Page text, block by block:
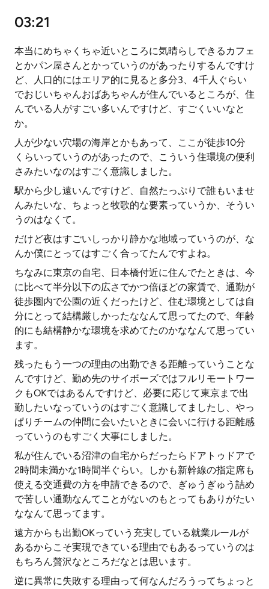
03:21
本当にめちゃくちゃ近いところに気晴らしできるカフェ
とかパン屋さんとかっていうのがあったりするんですけ
ど、人口的にはエリア的に見ると多分3、4千人ぐらい
でおじいちゃんおばあちゃんが住んでいるところが、住
んでいる人がすごい多いんですけど、すごくいいなと
か。
人が少ない穴場の海岸とかもあって、ここが徒歩10分
くらいっていうのがあったので、こういう住環境の便利
さみたいなのはすごく意識しました。
駅から少し遠いんですけど、自然たっぷりで誰もいませ
んみたいな、ちょっと牧歌的な要素っていうか、そうい
うのはなくて。
だけど夜はすごいしっかり静かな地域っていうのが、な
んか僕にとってはすごく合ってたんですよね。
ちなみに東京の自宅、日本橋付近に住んでたときは、今
に比べて半分以下の広さでかつ倍ほどの家賃で、通勤が
徒歩圏内で公園の近くだったけど、住む環境としては自
分にとって結構厳しかったななんて思ってたので、年齢
的にも結構静かな環境を求めてたのかななんて思ってい
ます。
残ったもう一つの理由の出勤できる距離っていうことな
んですけど、勤め先のサイボーズではフルリモートワー
クもOKではあるんですけど、必要に応じて東京まで出
勤したいなっていうのはすごく意識してましたし、やっ
ぱりチームの仲間に会いたいときに会いに行ける距離感
っていうのもすごく大事にしました。
私が住んでいる沼津の自宅からだったらドアトゥドアで
2時間未満かな1時間半ぐらい。しかも新幹線の指定席も
使える交通費の方を申請できるので、ぎゅうぎゅう詰め
で苦しい通勤なんてことがないのもとってもありがたい
ななんて思ってます。
遠方からも出勤OKっていう充実している就業ルールが
あるからこそ実現できている理由でもあるっていうのは
もちろん贅沢なところだなとは思います。
逆に異常に失敗する理由って何なんだろうってちょっと